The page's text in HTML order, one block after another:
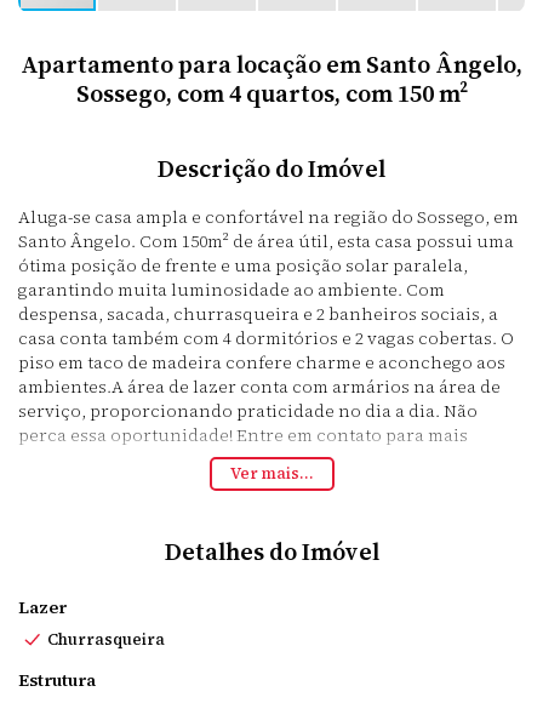
Apartamento para locação em Santo Ângelo,
Sossego, com 4 quartos, com 150 m²
Descrição do Imóvel
Aluga-se casa ampla e confortável na região do Sossego, em
Santo Ângelo. Com 150m² de área útil, esta casa possui uma
ótima posição de frente e uma posição solar paralela,
garantindo muita luminosidade ao ambiente. Com
despensa, sacada, churrasqueira e 2 banheiros sociais, a
casa conta também com 4 dormitórios e 2 vagas cobertas. O
piso em taco de madeira confere charme e aconchego aos
ambientes.A área de lazer conta com armários na área de
serviço, proporcionando praticidade no dia a dia. Não
perca essa oportunidade! Entre em contato para mais
informações e agende uma visita.
Ver mais...
Detalhes do Imóvel
Lazer
Churrasqueira
Estrutura